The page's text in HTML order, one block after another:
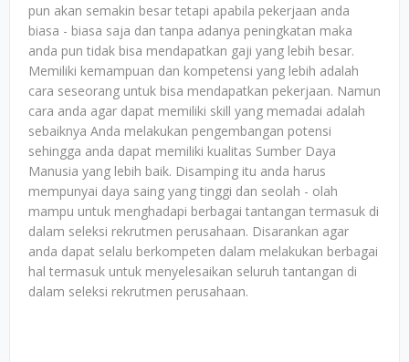
pun akan semakin besar tetapi apabila pekerjaan anda
biasa - biasa saja dan tanpa adanya peningkatan maka
anda pun tidak bisa mendapatkan gaji yang lebih besar.
Memiliki kemampuan dan kompetensi yang lebih adalah
cara seseorang untuk bisa mendapatkan pekerjaan. Namun
cara anda agar dapat memiliki skill yang memadai adalah
sebaiknya Anda melakukan pengembangan potensi
sehingga anda dapat memiliki kualitas Sumber Daya
Manusia yang lebih baik. Disamping itu anda harus
mempunyai daya saing yang tinggi dan seolah - olah
mampu untuk menghadapi berbagai tantangan termasuk di
dalam seleksi rekrutmen perusahaan. Disarankan agar
anda dapat selalu berkompeten dalam melakukan berbagai
hal termasuk untuk menyelesaikan seluruh tantangan di
dalam seleksi rekrutmen perusahaan.